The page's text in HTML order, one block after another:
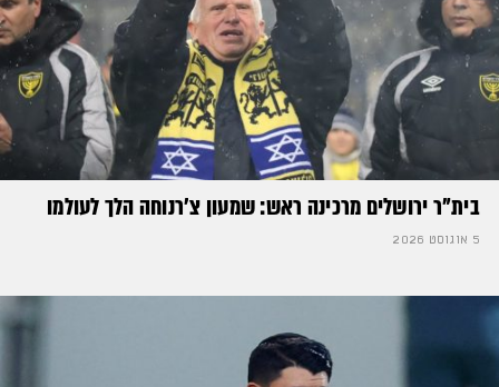
בית"ר ירושלים מרכינה ראש: שמעון צ'רנוחה הלך לעולמו
5 אוגוסט 2026